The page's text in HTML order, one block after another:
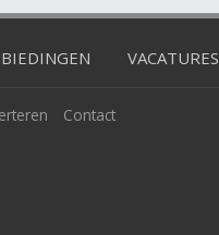
VACATURES
Contact